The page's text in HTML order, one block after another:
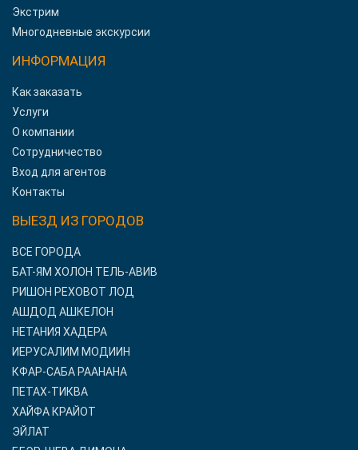
Экстрим
Многодневные экскурсии
ИНФОРМАЦИЯ
Как заказать
Услуги
О компании
Сотрудничество
Вход для агентов
Контакты
ВЫЕЗД ИЗ ГОРОДОВ
ВСЕ ГОРОДА
БАТ-ЯМ ХОЛОН ТЕЛЬ-АВИВ
РИШОН РЕХОВОТ ЛОД
АШДОД АШКЕЛОН
НЕТАНИЯ ХАДЕРА
ИЕРУСАЛИМ МОДИИН
КФАР-САБА РААНАНА
ПЕТАХ-ТИКВА
ХАЙФА КРАЙОТ
ЭЙЛАТ